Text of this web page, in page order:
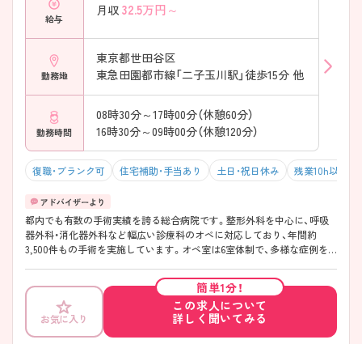
給与
月収 32.5万円～
勤務地
東京都世田谷区
東急田園都市線「二子玉川駅」徒歩15分 他
勤務時間
08時30分～17時00分（休憩60分）
16時30分～09時00分（休憩120分）
復職・ブランク可 住宅補助・手当あり 土日・祝日休み 残業10h以下（
都内でも有数の手術実績を誇る総合病院です。整形外科を中心に、呼吸
器外科・消化器外科など幅広い診療科のオペに対応しており、年間約
3,500件もの手術を実施しています。オペ室は6室体制で、多様な症例を
上」の働きやすい勤務体制も魅力です。日勤中心の勤務で、オンコールは
あるものの、呼び出し頻度は全体で月2回程度とされており、プライベー
トとの両立も目指せます。 住宅手当や家族手当など福利厚生も充実して
いるため、長期的なキャリア形成を考えている方にもおすすめの求人で
す。
お気に入り
簡単1分！
この求人について
詳しく聞いてみる